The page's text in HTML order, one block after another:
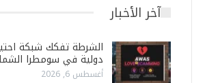
آخر الأخبار
الشرطة تفكك شبكة
دولية في سومطرا
أغسطس 6, 2026